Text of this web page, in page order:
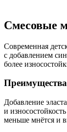
Смесовые
Современная
с добавлением
более
Добавление
и
меньше мнётся и